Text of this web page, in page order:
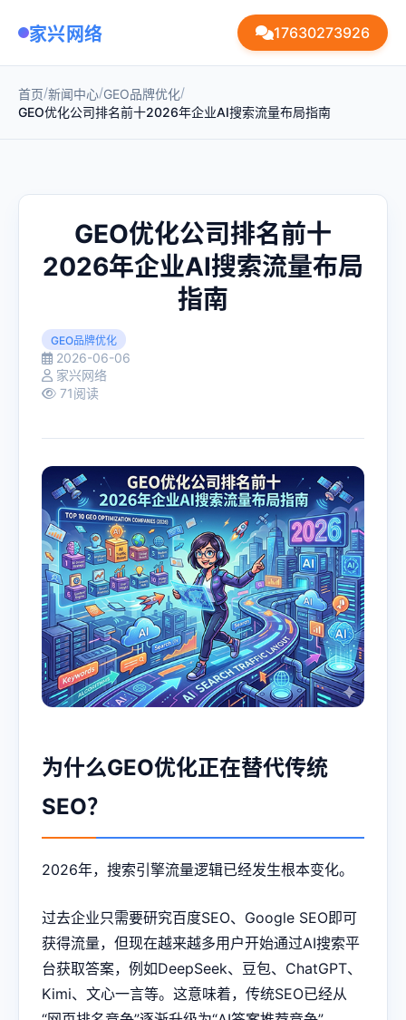
家兴网络 17630273926
首页/新闻中心/GEO品牌优化/
GEO优化公司排名前十2026年企业AI搜索流量布局指南
GEO优化公司排名前十
2026年企业AI搜索流量布局
指南
GEO品牌优化
2026-06-06
家兴网络
71阅读
为什么GEO优化正在替代传统
SEO？
2026年，搜索引擎流量逻辑已经发生根本变化。
过去企业只需要研究百度SEO、Google SEO即可
获得流量，但现在越来越多用户开始通过AI搜索平
台获取答案，例如DeepSeek、豆包、ChatGPT、
Kimi、文心一言等。这意味着，传统SEO已经从